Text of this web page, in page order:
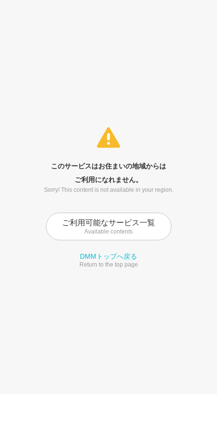
このサービスはお住まいの地域からは
ご利用になれません。
Sorry! This content is not available in your region.
ご利用可能なサービス一覧
Available contents
DMMトップへ戻る
Return to the top page